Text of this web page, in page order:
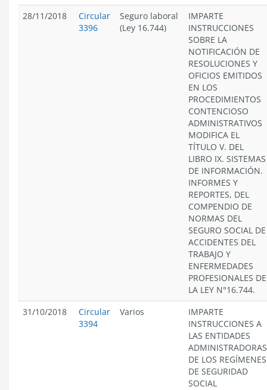
28/11/2018
Circular
3396
Seguro laboral
(Ley 16.744)
IMPARTE
INSTRUCCIONES
SOBRE LA
NOTIFICACIÓN DE
RESOLUCIONES Y
OFICIOS EMITIDOS
EN LOS
PROCEDIMIENTOS
CONTENCIOSO
ADMINISTRATIVOS
MODIFICA EL
TÍTULO V. DEL
LIBRO IX. SISTEMAS
DE INFORMACIÓN.
INFORMES Y
REPORTES, DEL
COMPENDIO DE
NORMAS DEL
SEGURO SOCIAL DE
ACCIDENTES DEL
TRABAJO Y
ENFERMEDADES
PROFESIONALES DE
LA LEY N°16.744.
31/10/2018
Circular
3394
Varios
IMPARTE
INSTRUCCIONES A
LAS ENTIDADES
ADMINISTRADORAS
DE LOS REGÍMENES
DE SEGURIDAD
SOCIAL